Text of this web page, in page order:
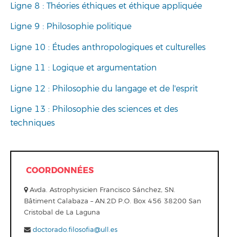
Ligne 8 : Théories éthiques et éthique appliquée
Ligne 9 : Philosophie politique
Ligne 10 : Études anthropologiques et culturelles
Ligne 11 : Logique et argumentation
Ligne 12 : Philosophie du langage et de l'esprit
Ligne 13 : Philosophie des sciences et des
techniques
COORDONNÉES
Avda. Astrophysicien Francisco Sánchez, SN.
Bâtiment Calabaza – AN.2D P.O. Box 456 38200 San
Cristobal de La Laguna
doctorado.filosofia@ull.es